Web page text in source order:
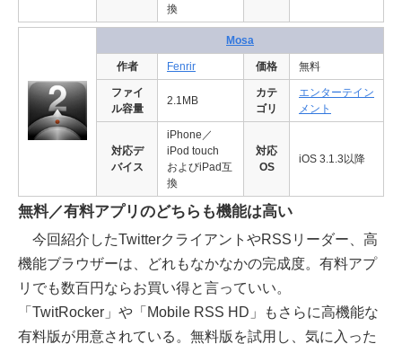
換
Mosa
作者 Fenrir 価格 無料
ファイ
ル容量
2.1MB
カテ
ゴリ
エンターテイン
メント
対応デ
バイス
iPhone／
iPod touch
およびiPad互
換
対応
OS
iOS 3.1.3以降
無料／有料アプリのどちらも機能は高い
今回紹介したTwitterクライアントやRSSリーダー、高
機能ブラウザーは、どれもなかなかの完成度。有料アプ
リでも数百円ならお買い得と言っていい。
「TwitRocker」や「Mobile RSS HD」もさらに高機能な
有料版が用意されている。無料版を試用し、気に入った